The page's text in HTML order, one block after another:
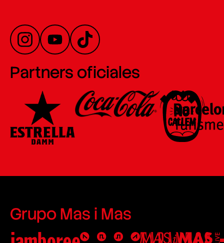
Partners oficiales
Grupo Mas i Mas